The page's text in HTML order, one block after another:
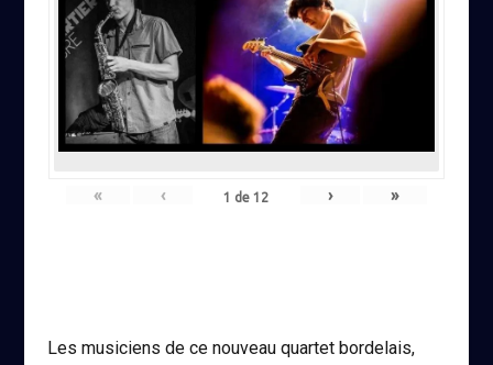
« ‹ 1 de12 › »
Les musiciens de ce nouveau quartet bordelais,